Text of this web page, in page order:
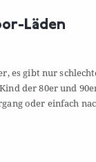
Läden
es gibt nur
der 80er und
oder einfach